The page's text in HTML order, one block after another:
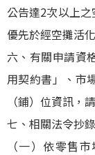
公告達2次以上
優先於經空攤活
六、有關申請資
用契約書」、市
（鋪）位資訊，
七、相關法令抄
（一）依零售